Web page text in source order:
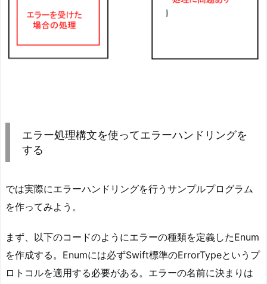
エラー処理構文を使ってエラーハンドリングを
する
では実際にエラーハンドリングを行うサンプルプログラム
を作ってみよう。
まず、以下のコードのようにエラーの種類を定義したEnum
を作成する。Enumには必ずSwift標準のErrorTypeというプ
ロトコルを適用する必要がある。エラーの名前に決まりは